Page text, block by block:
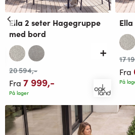
Ella 2 seter Hagegruppe
med bord
20 594,-
Fra 7 999,-
På lager
17
Fra
På